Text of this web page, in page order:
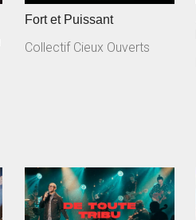
Fort et Puissant
Collectif Cieux Ouverts